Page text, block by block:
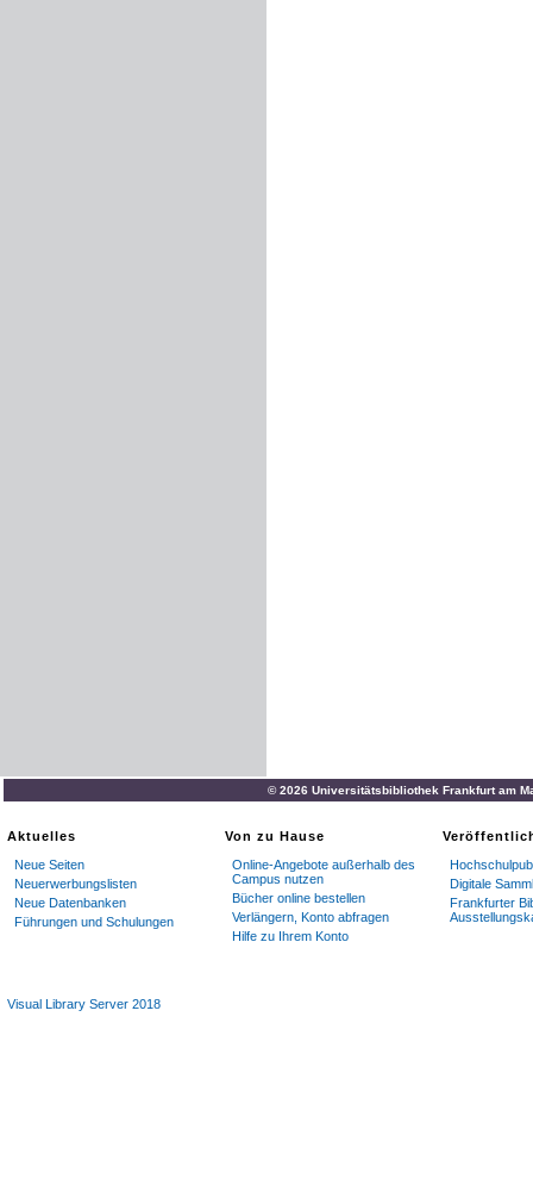
© 2026 Universitätsbibliothek Frankfurt am
Aktuelles
Neue Seiten
Neuerwerbungslisten
Neue Datenbanken
Führungen und Schulungen
Von zu Hause
Online-Angebote außerhalb des
Campus nutzen
Bücher online bestellen
Verlängern, Konto abfragen
Hilfe zu Ihrem Konto
Digitale
Frankfurter
Visual Library Server 2018